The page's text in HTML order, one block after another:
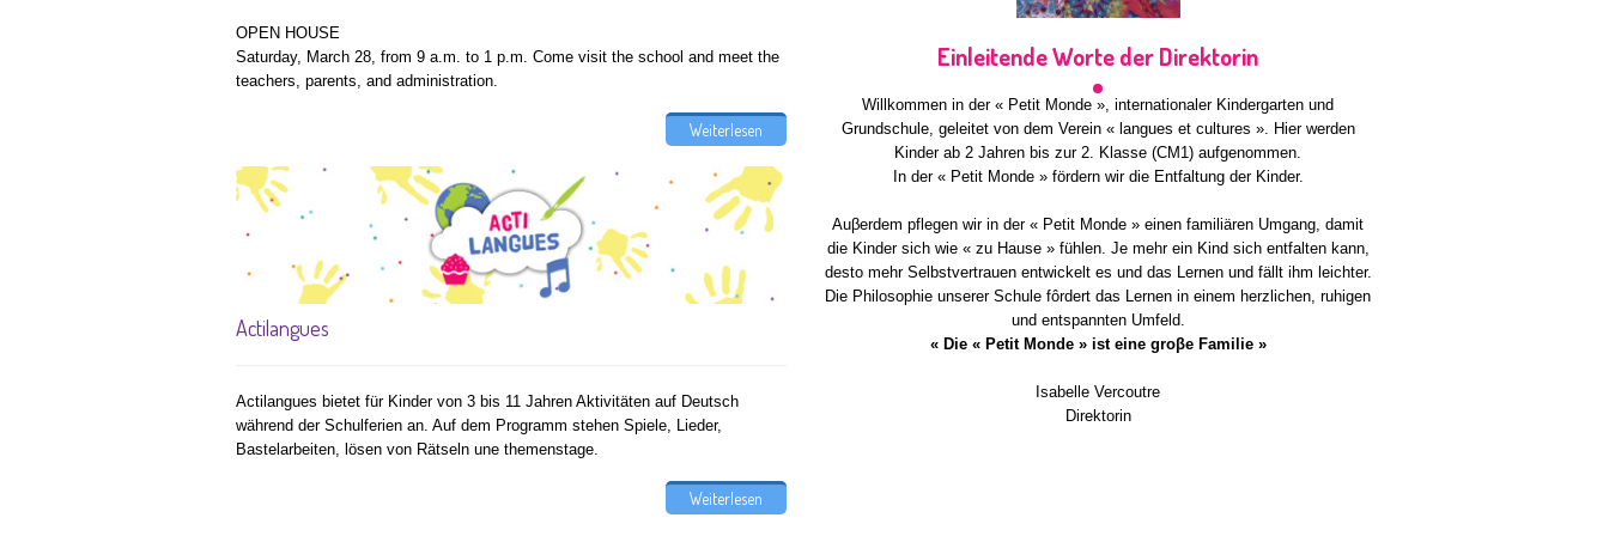
OPEN HOUSE
Saturday, March 28, from 9 a.m. to 1 p.m. Come visit the school and meet the
teachers, parents, and administration.
Weiterlesen
Actilangues
Actilangues bietet für Kinder von 3 bis 11 Jahren Aktivitäten auf Deutsch
während der Schulferien an. Auf dem Programm stehen Spiele, Lieder,
Bastelarbeiten, lösen von Rätseln une themenstage.
Weiterlesen
Einleitende Worte der Direktorin
Willkommen in der « Petit Monde », internationaler Kindergarten und
Grundschule, geleitet von dem Verein « langues et cultures ». Hier werden
Kinder ab 2 Jahren bis zur 2. Klasse (CM1) aufgenommen.
In der « Petit Monde » fördern wir die Entfaltung der Kinder.
Auβerdem pflegen wir in der « Petit Monde » einen familiären Umgang, damit
die Kinder sich wie « zu Hause » fühlen. Je mehr ein Kind sich entfalten kann,
desto mehr Selbstvertrauen entwickelt es und das Lernen und fällt ihm leichter.
Die Philosophie unserer Schule fôrdert das Lernen in einem herzlichen, ruhigen
und entspannten Umfeld.
« Die « Petit Monde » ist eine groβe Familie »
Isabelle Vercoutre
Direktorin